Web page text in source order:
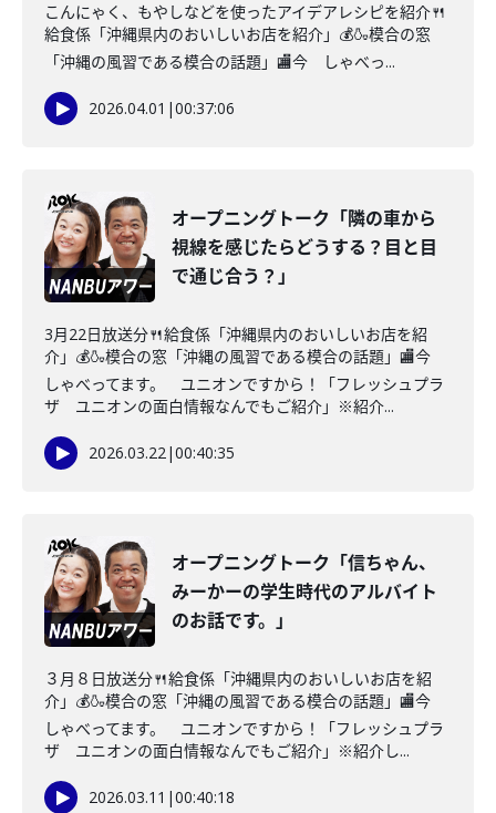
こんにゃく、もやしなどを使ったアイデアレシピを紹介🍴
給食係「沖縄県内のおいしいお店を紹介」💰🍶模合の窓
「沖縄の風習である模合の話題」🏬今 しゃべっ...
2026.04.01 |00:37:06
オープニングトーク「隣の車から
視線を感じたらどうする？目と目
で通じ合う？」
3月22日放送分🍴給食係「沖縄県内のおいしいお店を紹
介」💰🍶模合の窓「沖縄の風習である模合の話題」🏬今
しゃべってます。 ユニオンですから！「フレッシュプラ
ザ ユニオンの面白情報なんでもご紹介」※紹介...
2026.03.22|00:40:35
オープニングトーク「信ちゃん、
みーかーの学生時代のアルバイト
のお話です。」
３月８日放送分🍴給食係「沖縄県内のおいしいお店を紹
介」💰🍶模合の窓「沖縄の風習である模合の話題」🏬今
しゃべってます。 ユニオンですから！「フレッシュプラ
ザ ユニオンの面白情報なんでもご紹介」※紹介し...
2026.03.11 |00:40:18